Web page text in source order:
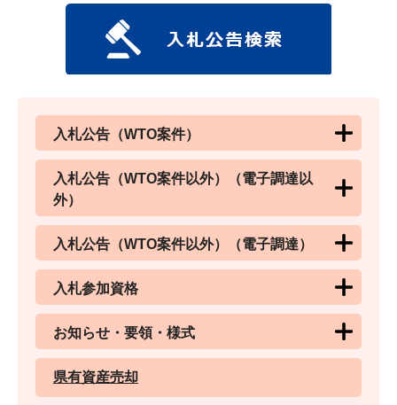
入札公告（WTO案件）
入札公告（WTO案件以外）（電子調達以
外）
入札公告（WTO案件以外）（電子調達）
入札参加資格
お知らせ・要領・様式
県有資産売却